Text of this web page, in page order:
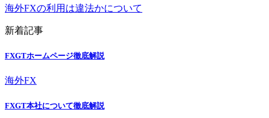
海外FXの利用は違法かについて
新着記事
FXGTホームページ徹底解説
海外FX
FXGT本社について徹底解説